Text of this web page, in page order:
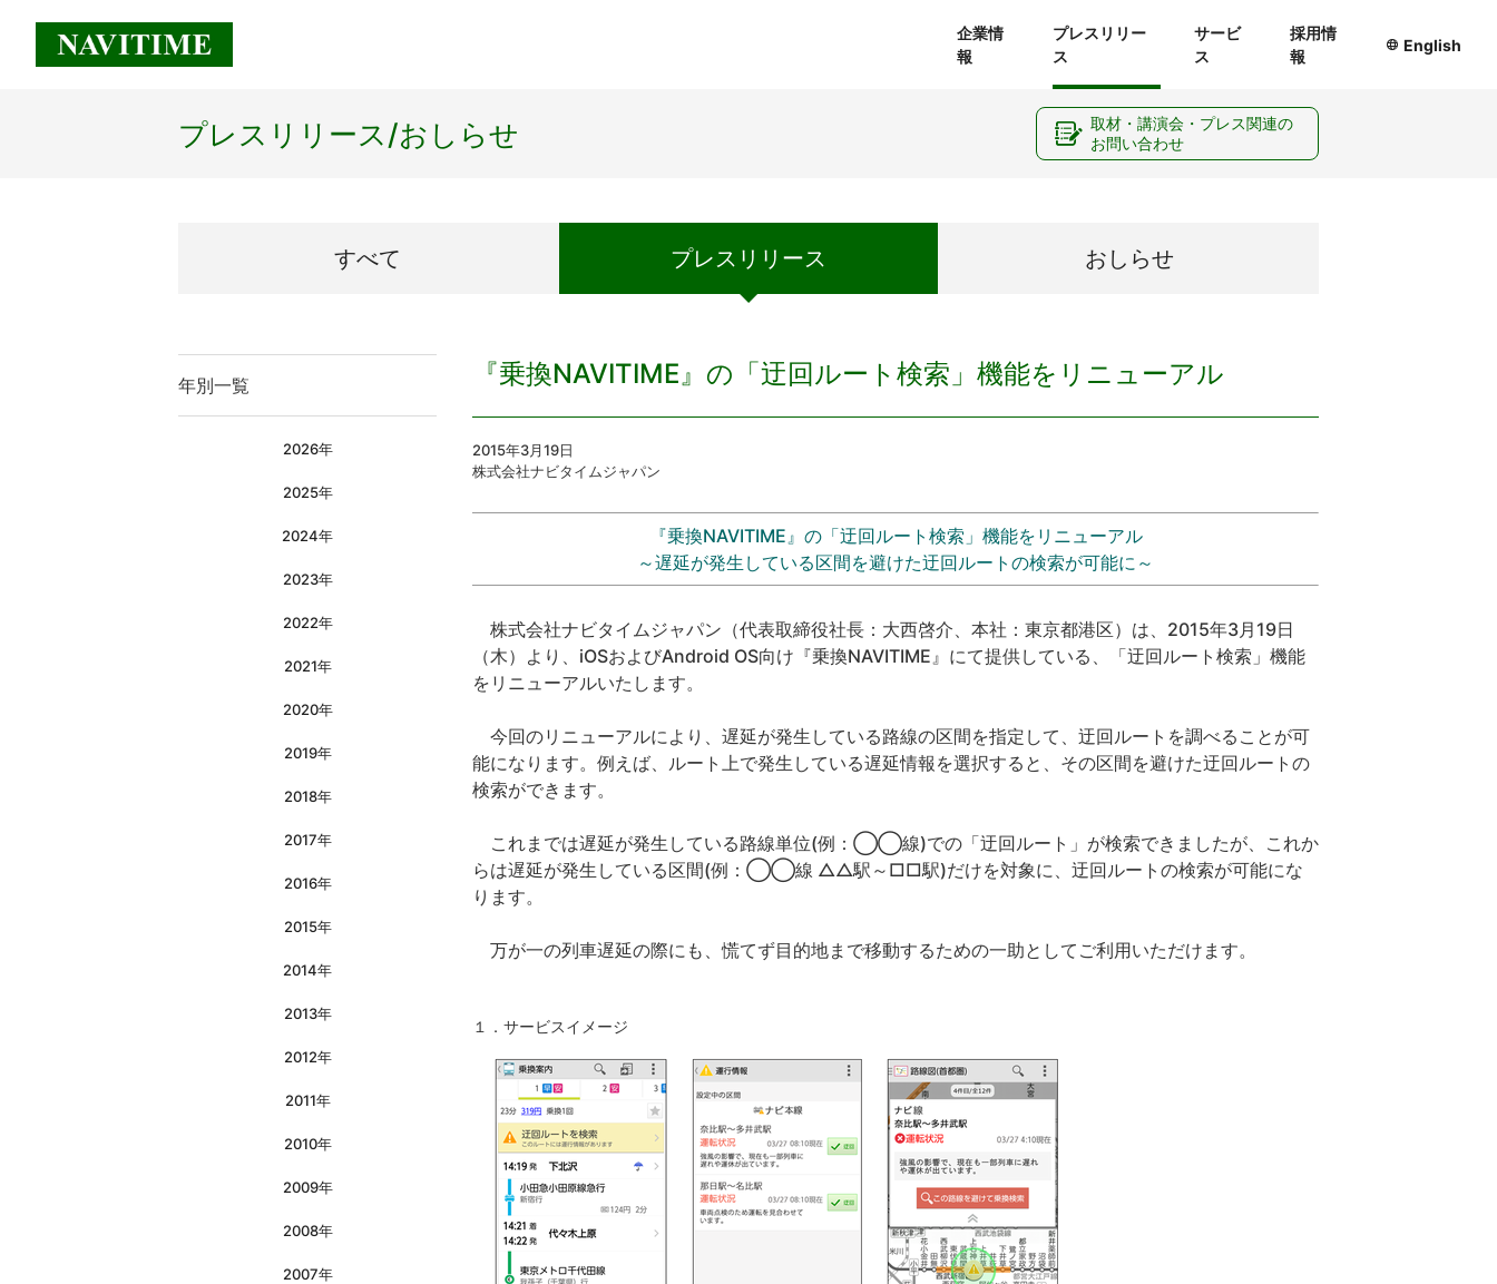
企業情
報
経営理念
プレスリリー
ス
サービ
ス
採用情
報
English
プレスリリース/おしらせ
すべて プレス リリース おしらせ
年別一覧
2026年
2025年
2024年
2023年
2022年
2021年
2020年
2019年
2018年
2017年
2016年
2015年
2014年
2013年
2012年
2011年
2010年
2009年
2008年
2007年
『乗換NAVITIME』の「迂回ルート検索」機能をリニューアル
2015年3月19日
株式会社ナビタイムジャパン
『乗換NAVITIME』の「迂回ルート検索」機能をリニューアル
～遅延が発生している区間を避けた迂回ルートの検索が可能に～
株式会社ナビタイムジャパン（代表取締役社長：大西啓介、本社：東京都港区）は、2015年3月19日
（木）より、iOSおよびAndroid OS向け『乗換NAVITIME』にて提供している、「迂回ルート検索」機能
をリニューアルいたします。
今回のリニューアルにより、遅延が発生している路線の区間を指定して、迂回ルートを調べることが可
能になります。例えば、ルート上で発生している遅延情報を選択すると、その区間を避けた迂回ルートの
検索ができます。
これまでは遅延が発生している路線単位(例：◯◯線)での「迂回ルート」が検索できましたが、これか
らは遅延が発生している区間(例：◯◯線 △△駅～□□駅)だけを対象に、迂回ルートの検索が可能にな
ります。
万が一の列車遅延の際にも、慌てず目的地まで移動するための一助としてご利用いただけます。
１．サービスイメージ
取材・講演会・プレス関連の
お問い合わせ